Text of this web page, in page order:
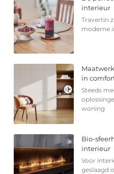
interieur
Travertin
moderne
in
Steeds
woning
Bio-
interieur
Voor
geslaagd